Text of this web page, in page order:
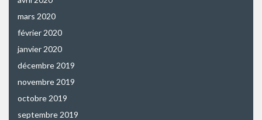
mars 2020
février 2020
janvier 2020
décembre 2019
novembre 2019
octobre 2019
septembre 2019